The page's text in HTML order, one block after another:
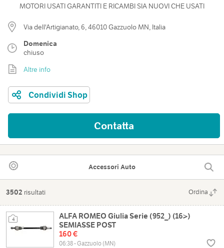
MOTORI USATI GARANTITI E RICAMBI SIA NUOVI CHE USATI
Via dell'Artigianato, 6, 46010 Gazzuolo MN, Italia
Domenica
chiuso
Altre info
Condividi Shop
Contatta
Accessori Auto
3502 risultati Ordina
4
ALFA ROMEO Giulia Serie (952_) (16>)
SEMIASSE POST
160 €
06:38 - Gazzuolo (MN)